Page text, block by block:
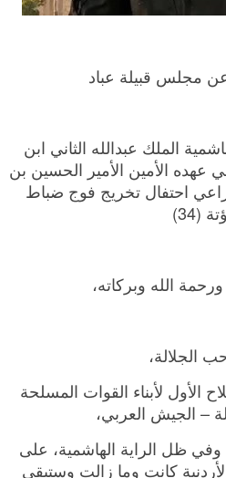
مجلس قبيلة عباد
الملك عبدالله الثاني ابن
الأمين الأمير الحسين بن
راعي احتفال تخريج فوج ضباط
(34)
الله وبركاته،
الجلالة،
الأول لأبناء القوات المسلحة
– الجيش العربي،
وفي ظل الراية الهاشمية، على
كانت وما زالت وستبقى